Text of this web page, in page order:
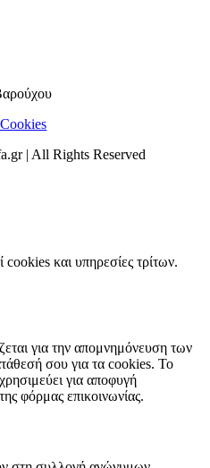
| All Rights Reserved
cookies και υπηρεσίες τρίτων.
για την απομνημόνευση των
σου για τα cookies. Το
για αποφυγή
φόρμας επικοινωνίας.